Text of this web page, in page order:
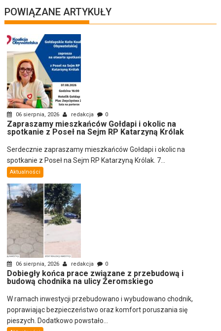
POWIĄZANE ARTYKUŁY
06 sierpnia, 2026 redakcja 0
Zapraszamy mieszkańców Gołdapi i okolic na
spotkanie z Poseł na Sejm RP Katarzyną Królak
Serdecznie zapraszamy mieszkańców Gołdapi i okolic na
spotkanie z Poseł na Sejm RP Katarzyną Królak. 7...
Aktualności
06 sierpnia, 2026 redakcja 0
Dobiegły końca prace związane z przebudową i
budową chodnika na ulicy Żeromskiego
W ramach inwestycji przebudowano i wybudowano chodnik,
poprawiając bezpieczeństwo oraz komfort poruszania się
pieszych. Dodatkowo powstało...